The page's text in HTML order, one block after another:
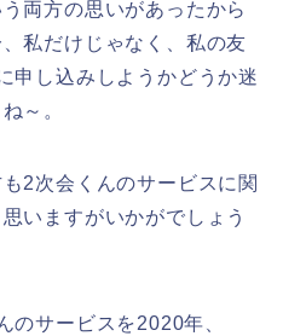
両方の思いがあったから
私だけじゃなく、私の友
申し込みしようかどうか迷
～。
2次会くんのサービスに関
いますがいかがでしょう
のサービスを2020年、